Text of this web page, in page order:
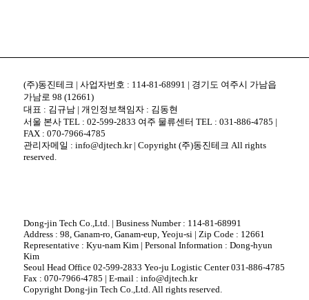
(주)동진테크 | 사업자번호 : 114-81-68991 | 경기도 여주시 가남읍
가남로 98 (12661)
대표 : 김규남 | 개인정보책임자 : 김동현
서울 본사 TEL : 02-599-2833 여주 물류센터 TEL : 031-886-4785 |
FAX : 070-7966-4785
관리자메일 : info@djtech.kr | Copyright (주)동진테크 All rights
reserved.
Dong-jin Tech Co.,Ltd. | Business Number : 114-81-68991
Address : 98, Ganam-ro, Ganam-eup, Yeoju-si | Zip Code : 12661
Representative : Kyu-nam Kim | Personal Information : Dong-hyun
Kim
Seoul Head Office 02-599-2833 Yeo-ju Logistic Center 031-886-4785
Fax : 070-7966-4785 | E-mail : info@djtech.kr
Copyright Dong-jin Tech Co.,Ltd. All rights reserved.